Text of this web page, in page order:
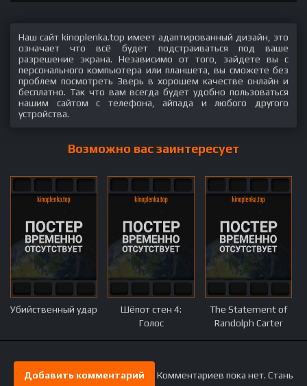
Наш сайт kinoplenka.top имеет адаптированный дизайн, это
означает что всё будет подстраиваться под ваше
разрешение экрана. Независимо от того, зайдете вы с
персонального компьютера или планшета, вы сможете без
проблем посмотреть Зверь в хорошем качестве онлайн и
бесплатно. Так что вам всегда будет удобно пользоваться
нашим сайтом с телефона, айпада и любого другого
устройства.
Возможно вас заинтересует
Убийственный удар
Шёпот стен 4:
Голос
The Statement of
Randolph Carter
Добавить комментарий Комментариев пока нет. Стань